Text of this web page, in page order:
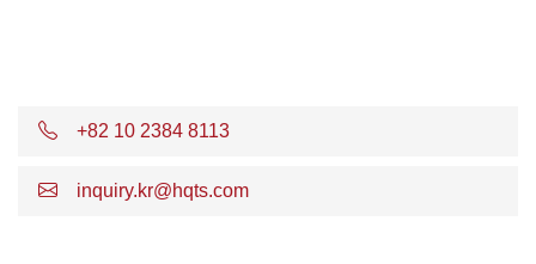
+82 10 2384 8113
inquiry.kr@hqts.com